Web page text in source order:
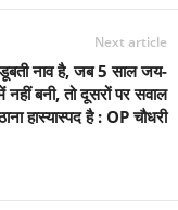
Next article
नाव है, जब 5 साल जय-
नहीं बनी, तो दूसरों पर सवाल
हास्यास्पद है : OP चौधरी